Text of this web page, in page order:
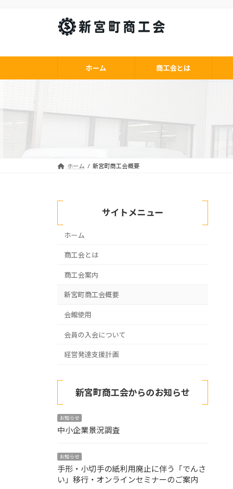
プ
動
ホーム 商工会とは
ホーム 新宮町商工会概要
サイトメニュー
ホーム
商工会とは
商工会案内
新宮町商工会概要
会館使用
会員の入会について
経営発達支援計画
新宮町商工会からのお知らせ
お知らせ
中小企業景況調査
お知らせ
手形・小切手の紙利用廃止に伴う「でんさ
い」移行・オンラインセミナーのご案内